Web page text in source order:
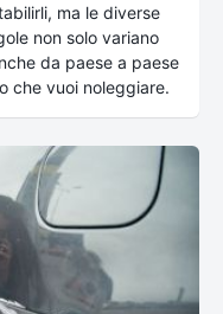
ma le diverse
non solo variano
da paese a paese
che vuoi noleggiare.